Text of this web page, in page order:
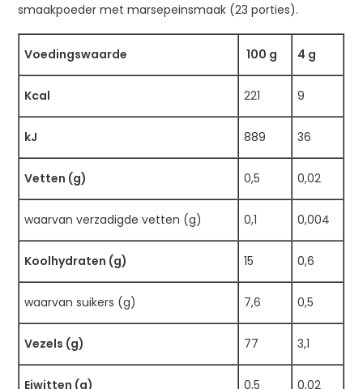
smaakpoeder met marsepeinsmaak (23 porties).
Voedingswaarde 100 g 4 g
Kcal 221 9
kJ 889 36
Vetten (g) 0,5 0,02
waarvan verzadigde vetten (g) 0,1 0,004
Koolhydraten (g) 15 0,6
waarvan suikers (g) 7,6 0,5
Vezels (g) 77 3,1
Eiwitten (g) 0,5 0,02